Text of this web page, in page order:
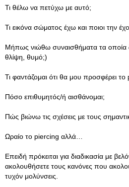
Τι θέλω να πετύχω με αυτό;
Τι εικόνα σώματος έχω και ποιοι την
Μήπως νιώθω συναισθήματα τα οποία
θλίψη, θυμό;)
Τι φαντάζομαι ότι θα μου προσφέρει
Πόσο επιθυμητός/ή αισθάνομαι;
Πώς βιώνω τις σχέσεις με τους
Ωραίο το piercing αλλά…
Επειδή πρόκειται για διαδικασία με
ακολουθήσετε τους κανόνες που
τυχόν μολύνσεις.